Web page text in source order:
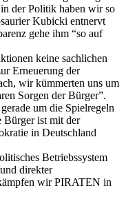
der Politik haben wir so
Kubicki entnervt
gehe ihm “so auf
keine sachlichen
Erneuerung der
wir kümmerten uns um
Sorgen der Bürger”.
um die Spielregeln
Bürger ist mit der
in Deutschland
Betriebssystem
direkter
wir PIRATEN in